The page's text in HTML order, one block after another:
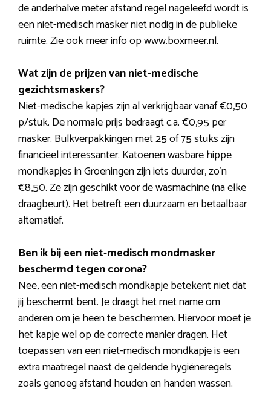
de anderhalve meter afstand regel nageleefd wordt is
een niet-medisch masker niet nodig in de publieke
ruimte. Zie ook meer info op www.boxmeer.nl.
Wat zijn de prijzen van niet-medische
gezichtsmaskers?
Niet-medische kapjes zijn al verkrijgbaar vanaf €0,50
p/stuk. De normale prijs bedraagt c.a. €0,95 per
masker. Bulkverpakkingen met 25 of 75 stuks zijn
financieel interessanter. Katoenen wasbare hippe
mondkapjes in Groeningen zijn iets duurder, zo’n
€8,50. Ze zijn geschikt voor de wasmachine (na elke
draagbeurt). Het betreft een duurzaam en betaalbaar
alternatief.
Ben ik bij een niet-medisch mondmasker
beschermd tegen corona?
Nee, een niet-medisch mondkapje betekent niet dat
jij beschermt bent. Je draagt het met name om
anderen om je heen te beschermen. Hiervoor moet je
het kapje wel op de correcte manier dragen. Het
toepassen van een niet-medisch mondkapje is een
extra maatregel naast de geldende hygiëneregels
zoals genoeg afstand houden en handen wassen.